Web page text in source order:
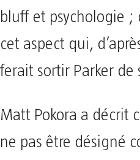
bluff et psychologie ;
cet aspect qui,
ferait sortir Parker de
Matt Pokora a décrit
ne pas être désigné